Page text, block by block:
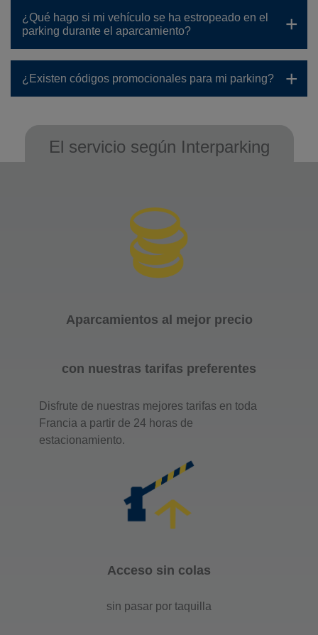
¿Qué hago si mi vehículo se ha estropeado en el
parking durante el aparcamiento?
¿Existen códigos promocionales para mi parking?
El servicio según Interparking
Aparcamientos al mejor precio
con nuestras tarifas preferentes
Disfrute de nuestras mejores tarifas en toda
Francia a partir de 24 horas de
estacionamiento.
Acceso sin colas
sin pasar por taquilla